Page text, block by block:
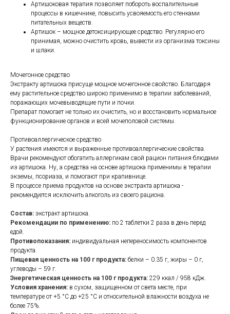
Артишоковая терапия позволяет побороть воспалительные
процессы в кишечнике, повысить усвояемость его стенками
питательных веществ.
Артишок – мощное детоксицирующее средство. Регулярно его
принимая, можно очистить кровь, вывести из организма токсины
и шлаки.
Мочегонное средство
Экстракту артишока присуще мощное мочегонное свойство. Благодаря
ему растительное средство широко применимо в терапии заболеваний,
поражающих мочевыводящие пути и почки.
Препарат помогает не только их очистить, но и восстановить нормальное
функционирование органов и всей мочеполовой системы.
Противоаллергическое средство
У растения имеются и выраженные противоаллергические свойства.
Врачи рекомендуют обогатить аллергикам свой рацион питания блюдами
из артишока. Ну, а средства на основе артишока применимы в терапии
экземы, псориаза, и помогают при крапивнице.
В процессе приема продуктов на основе экстракта артишока -
рекомендуется исключить алкоголь из своего рациона.
Состав: экстракт артишока.
Рекомендации по применению: по 2 таблетки 2 раза в день перед
едой.
Противопоказания: индивидуальная непереносимость компонентов
продукта.
Пищевая ценность на 100 г продукта: белки – 0.35 г, жиры – 0 г,
углеводы – 59 г.
Энергетическая ценность на 100 г продукта: 229 ккал / 958 кДж.
Условия хранения: в сухом, защищенном от света месте, при
температуре от +5 °С до +25 °С и относительной влажности воздуха не
более 75%.